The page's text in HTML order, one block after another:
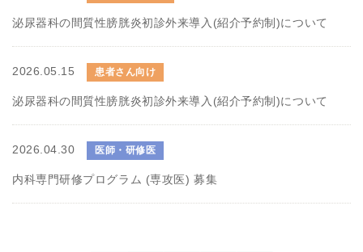
泌尿器科の間質性膀胱炎初診外来導入(紹介予約制)について
2026.05.15 患者さん向け
泌尿器科の間質性膀胱炎初診外来導入(紹介予約制)について
2026.04.30 医師・研修医
内科専門研修プログラム (専攻医) 募集